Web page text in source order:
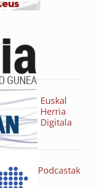
Euskal
Herria
Digitala
Podcastak